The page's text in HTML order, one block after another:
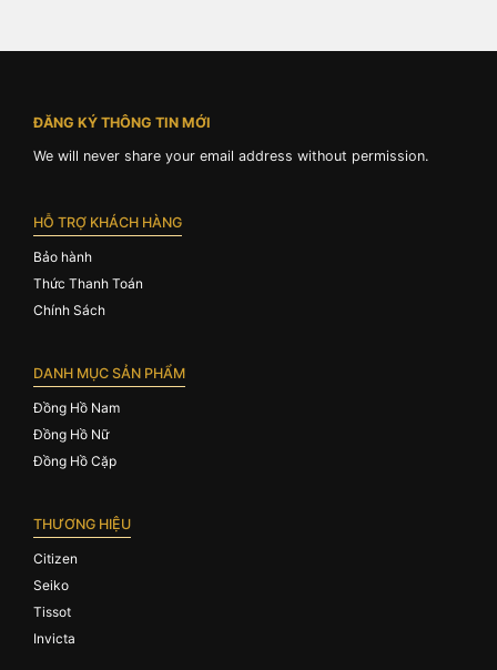
ĐĂNG KÝ THÔNG TIN MỚI
We will never share your email address without permission.
HỖ TRỢ KHÁCH HÀNG
Bảo hành
Thức Thanh Toán
Chính Sách
DANH MỤC SẢN PHẨM
Đồng Hồ Nam
Đồng Hồ Nữ
Đồng Hồ Cặp
THƯƠNG HIỆU
Citizen
Seiko
Tissot
Invicta